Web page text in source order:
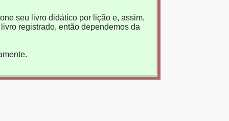
seu livro didático por lição e, assim,
registrado, então dependemos da